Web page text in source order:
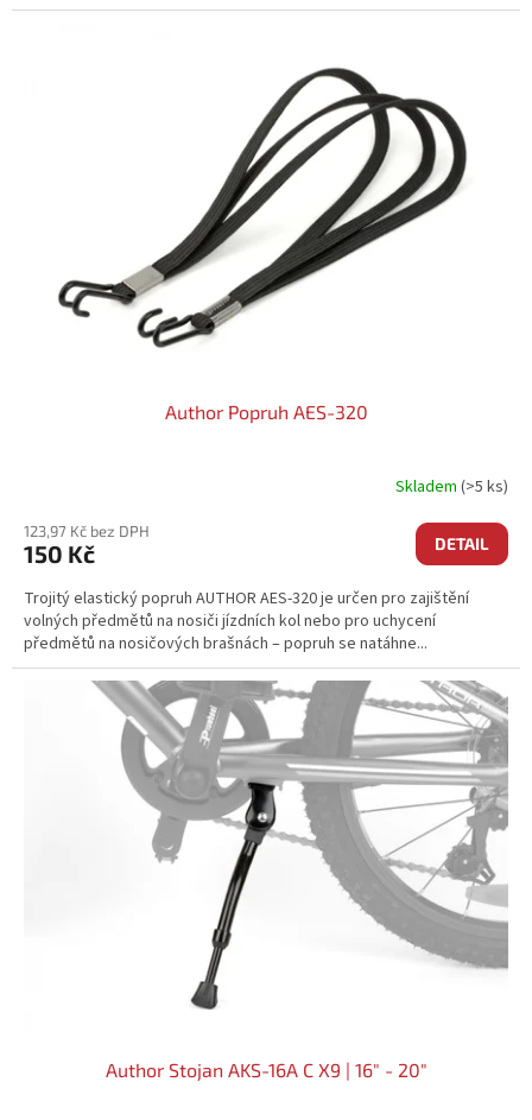
Author Popruh AES-320
Skladem (>5 ks)
123,97 Kč bez DPH
150 Kč DETAIL
Trojitý elastický popruh AUTHOR AES-320 je určen pro zajištění
volných předmětů na nosiči jízdních kol nebo pro uchycení
předmětů na nosičových brašnách – popruh se natáhne...
Author Stojan AKS-16A C X9 | 16" - 20"